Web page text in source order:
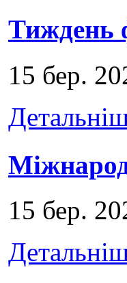
Тиждень
15 бер.
15 бер.